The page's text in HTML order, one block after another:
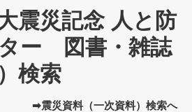
震災記念 人と防
ー 図書・雑誌
検索
➡震災資料（一次資料）検索へ